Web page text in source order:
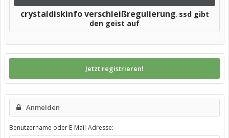
crystaldiskinfo verschleißregulierung, ssd gibt
den geist auf
Jetzt registrieren!
Anmelden
Benutzername oder E-Mail-Adresse: